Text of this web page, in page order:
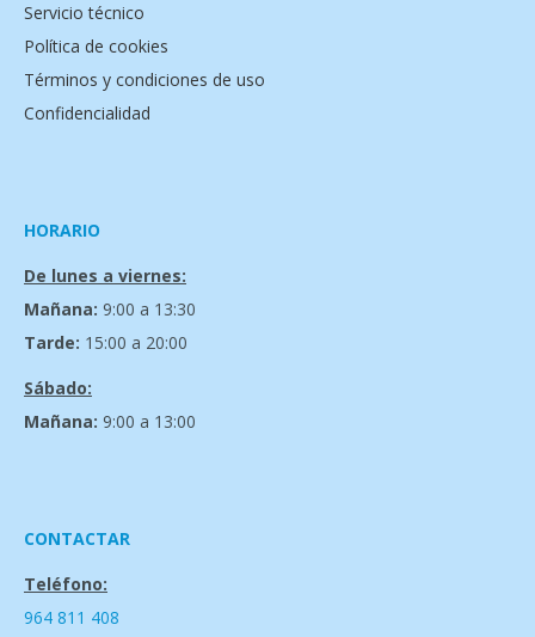
Servicio técnico
Política de cookies
Términos y condiciones de uso
Confidencialidad
HORARIO
De lunes a viernes:
Mañana: 9:00 a 13:30
Tarde: 15:00 a 20:00
Sábado:
Mañana: 9:00 a 13:00
CONTACTAR
Teléfono:
964 811 408